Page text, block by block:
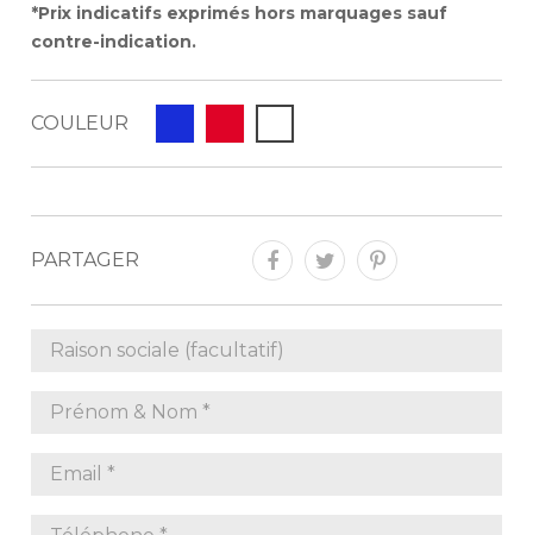
*Prix indicatifs exprimés hors marquages sauf
contre-indication.
COULEUR
PARTAGER